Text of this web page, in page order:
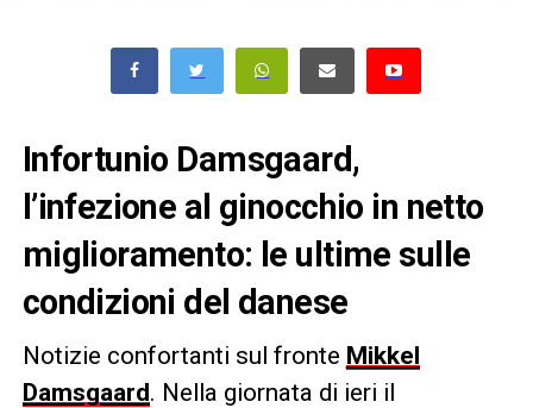
Infortunio Damsgaard,
l’infezione al ginocchio in netto
miglioramento: le ultime sulle
condizioni del danese
Notizie confortanti sul fronte Mikkel
Damsgaard. Nella giornata di ieri il